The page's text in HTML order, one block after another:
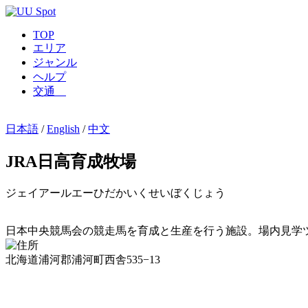
TOP
エリア
ジャンル
ヘルプ
交通
日本語 /English /中文
JRA日高育成牧場
ジェイアールエーひだかいくせいぼくじょう
日本中央競馬会の競走馬を育成と生産を行う施設。場内見学
北海道浦河郡浦河町西舎535−13